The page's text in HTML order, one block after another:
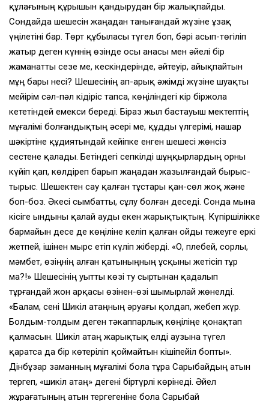
құлағының құрышын қандырудан бiр жалықпайды.
Сондайда шешесiн жаңадан танығандай жүзiне ұзақ
үңiлетiнi бар. Төрт құбыласы түгел боп, бәрi асып-төгiлiп
жатыр деген күннiң өзiнде осы анасы мен әйелi бiр
жаманатты сезе ме, кескiндерiнде, әйтеуiр, айықпайтын
мұң бары несi? Шешесiнiң ап-арық әжiмдi жүзiне шуақты
мейiрiм сәл-пәл кiдiрiс тапса, көңiлiндегi кiр бiржола
кететiндей емекси бередi. Бiраз жыл бастауыш мектептiң
мұғалiмi болғандықтың әсерi ме, құдды үлгерiмi, нашар
шәкiртiне құдиятындай кейiпке енген шешесi жөнсiз
сестене қалады. Бетiндегi сепкiлдi шұңқырлардың орны
күйiп қап, көлдiреп барып жаңадан жазылғандай бырыс-
тырыс. Шешектен сау қалған тұстары қан-сөл жоқ және
боп-боз. Әкесi сымбатты, сұлу болған деседi. Сонда мына
кiсiге ындыны қалай ауды екен жарықтықтың. Күпiршiлiкке
бармайын десе де көңiлiне келiп қалған ойды тежеуге еркi
жетпей, iшiнен мырс етiп күлiп жiбердi. «О, плебей, сорлы,
мәмбет, өзiңнiң алған қатыныңның ұсқыны жетiсiп тұр
ма?!» Шешесiнiң уытты көзi ту сыртынан қадалып
тұрғандай жон арқасы өзiнен-өзi шымырлай жөнелдi.
«Балам, сенi Шикiл атаңның әруағы қолдап, жебеп жүр.
Болдым-толдым деген тәкаппарлық көңiлiңе қонақтап
қалмасын. Шикiл атаң жарықтық елдi аузына түгел
қаратса да бiр көтерiлiп қоймайтын кiшiпейiл бопты».
Дiнбұзар заманның мұғалiмi бола тұра Сарыбайдың атын
тергеп, «шикiл атаң» дегенi бiртүрлi көрiнедi. Әйел
жұрағатының атын тергегенiне бола Сарыбай